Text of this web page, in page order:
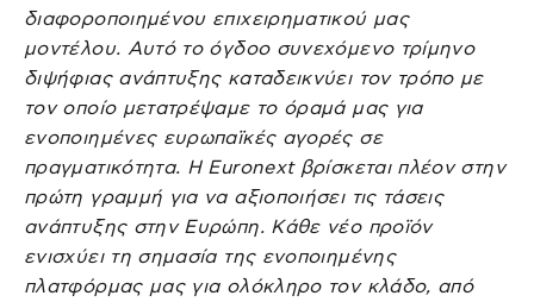
διαφοροποιημένου επιχειρηματικού μας
μοντέλου. Αυτό το όγδοο συνεχόμενο τρίμηνο
διψήφιας ανάπτυξης καταδεικνύει τον τρόπο με
τον οποίο μετατρέψαμε το όραμά μας για
ενοποιημένες ευρωπαϊκές αγορές σε
πραγματικότητα. Η Euronext βρίσκεται πλέον στην
πρώτη γραμμή για να αξιοποιήσει τις τάσεις
ανάπτυξης στην Ευρώπη. Κάθε νέο προϊόν
ενισχύει τη σημασία της ενοποιημένης
πλατφόρμας μας για ολόκληρο τον κλάδο, από